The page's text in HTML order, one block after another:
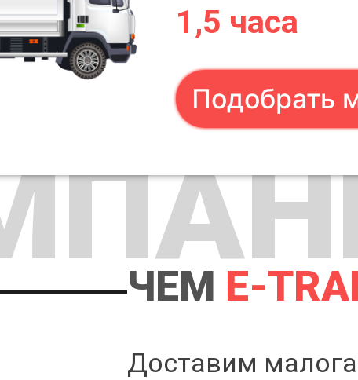
1,5 часа
Подобрать
ЧЕМ E-
Доставим